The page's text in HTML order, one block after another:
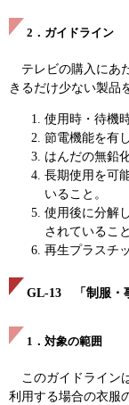
2．ガイドライン
テレビの購入にあ
きるだけ少ない製品
使用時・待機
節電機能を有
はんだの無鉛
長期使用を可
いること。
使用後に分解
されていること
再生プラスチ
GL-13 「制服・
1．対象の範囲
このガイドライン
利用する場合の衣服